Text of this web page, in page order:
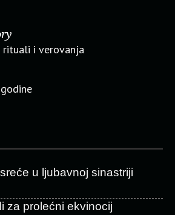
i verovanja
u ljubavnoj sinastriji
za prolećni ekvinocij